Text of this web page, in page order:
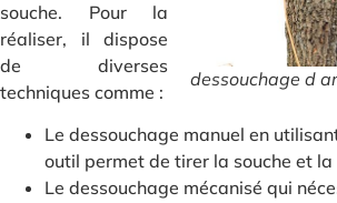
dessouchage d
souche. Pour la
réaliser, il dispose
de diverses
techniques comme :
Le dessouchage manuel en
outil permet de tirer la souche et la
Le dessouchage mécanisé qui